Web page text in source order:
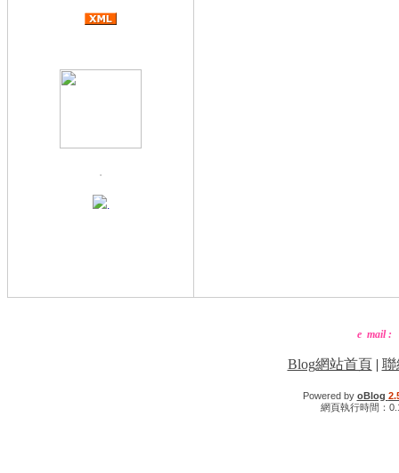
.
.
e mail :
Blog網站首頁| 聯
Powered by oBlog
網頁執行時間：